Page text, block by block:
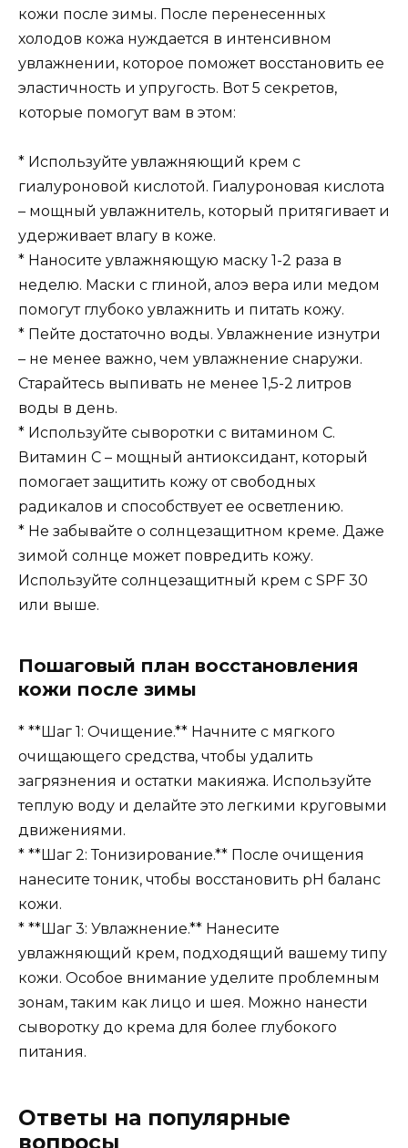
кожи после зимы. После перенесенных
холодов кожа нуждается в интенсивном
увлажнении, которое поможет восстановить ее
эластичность и упругость. Вот 5 секретов,
которые помогут вам в этом:
* Используйте увлажняющий крем с
гиалуроновой кислотой. Гиалуроновая кислота
– мощный увлажнитель, который притягивает и
удерживает влагу в коже.
* Наносите увлажняющую маску 1-2 раза в
неделю. Маски с глиной, алоэ вера или медом
помогут глубоко увлажнить и питать кожу.
* Пейте достаточно воды. Увлажнение изнутри
– не менее важно, чем увлажнение снаружи.
Старайтесь выпивать не менее 1,5-2 литров
воды в день.
* Используйте сыворотки с витамином С.
Витамин С – мощный антиоксидант, который
помогает защитить кожу от свободных
радикалов и способствует ее осветлению.
* Не забывайте о солнцезащитном креме. Даже
зимой солнце может повредить кожу.
Используйте солнцезащитный крем с SPF 30
или выше.
Пошаговый план восстановления
кожи после зимы
* **Шаг 1: Очищение.** Начните с мягкого
очищающего средства, чтобы удалить
загрязнения и остатки макияжа. Используйте
теплую воду и делайте это легкими круговыми
движениями.
* **Шаг 2: Тонизирование.** После очищения
нанесите тоник, чтобы восстановить pH баланс
кожи.
* **Шаг 3: Увлажнение.** Нанесите
увлажняющий крем, подходящий вашему типу
кожи. Особое внимание уделите проблемным
зонам, таким как лицо и шея. Можно нанести
сыворотку до крема для более глубокого
питания.
Ответы на популярные
вопросы